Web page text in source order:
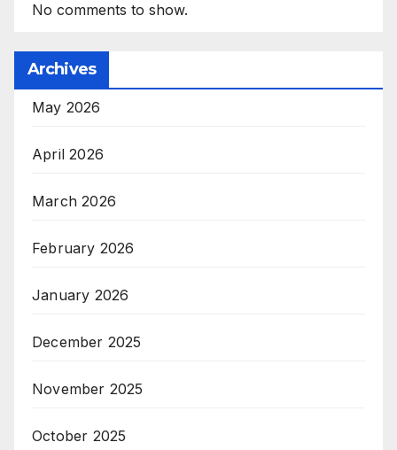
No comments to show.
Archives
May 2026
April 2026
March 2026
February 2026
January 2026
December 2025
November 2025
October 2025